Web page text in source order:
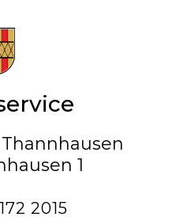
1
2015